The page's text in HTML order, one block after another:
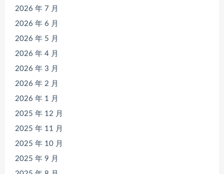
2026 年 7 月
2026 年 6 月
2026 年 5 月
2026 年 4 月
2026 年 3 月
2026 年 2 月
2026 年 1 月
2025 年 12 月
2025 年 11 月
2025 年 10 月
2025 年 9 月